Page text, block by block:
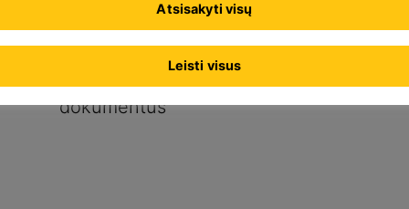
Rodyti visus
dokumentus
Atsisakyti visų
Leisti visus